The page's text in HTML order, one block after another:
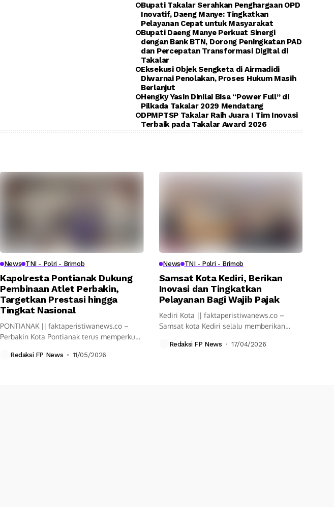
Bupati Takalar Serahkan Penghargaan OPD
Inovatif, Daeng Manye: Tingkatkan
Pelayanan Cepat untuk Masyarakat
Bupati Daeng Manye Perkuat Sinergi
dengan Bank BTN, Dorong Peningkatan PAD
dan Percepatan Transformasi Digital di
Takalar
Eksekusi Objek Sengketa di Airmadidi
Diwarnai Penolakan, Proses Hukum Masih
Berlanjut
Hengky Yasin Dinilai Bisa “Power Full” di
Pilkada Takalar 2029 Mendatang
DPMPTSP Takalar Raih Juara I Tim Inovasi
Terbaik pada Takalar Award 2026
News TNI - Polri - Brimob
Kapolresta Pontianak Dukung
Pembinaan Atlet Perbakin,
Targetkan Prestasi hingga
Tingkat Nasional
PONTIANAK || faktaperistiwanews.co –
Perbakin Kota Pontianak terus memperkuat
Redaksi FP News 11/05/2026
News TNI - Polri - Brimob
Samsat Kota Kediri, Berikan
Inovasi dan Tingkatkan
Pelayanan Bagi Wajib Pajak
Kediri Kota || faktaperistiwanews.co –
Samsat kota Kediri selalu memberikan
Redaksi FP News 17/04/2026